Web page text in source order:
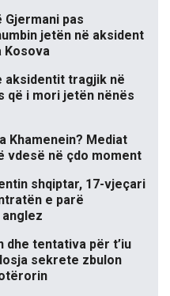
pas
jetën në aksident
Kosova
aksidentit tragjik në
që i mori jetën nënës
Khamenein? Mediat
vdesë në çdo moment
shqiptar, 17-vjeçari
e parë
dhe tentativa për t’iu
sekrete zbulon